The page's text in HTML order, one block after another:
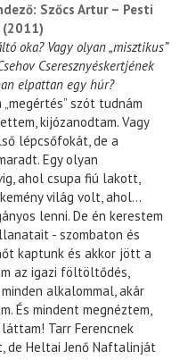
Szőcs Artur – Pesti
oka? Vagy olyan „misztikus”
Cseresznyéskertjének
elpattan egy húr?
szót tudnám
kijózanodtam. Vagy
lépcsőfokát, de a
Egy olyan
ahol csupa fiú lakott,
világ volt, ahol…
lenni. De én kerestem
- szombaton és
kaptunk és akkor jött a
az igazi föltöltődés,
alkalommal, akár
És mindent megnéztem,
Tarr Ferencnek
de Heltai Jenő Naftalinját